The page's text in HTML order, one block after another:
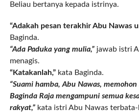
Beliau bertanya kepada istrinya.
“Adakah pesan terakhir Abu Nawas
Baginda.
“Ada Paduka yang mulia,”jawab istri
menagis.
“Katakanlah,” kata Baginda.
“Suami hamba, Abu Nawas,
Baginda Raja mengampuni semua
rakyat,”kata istri Abu Nawas terbata-